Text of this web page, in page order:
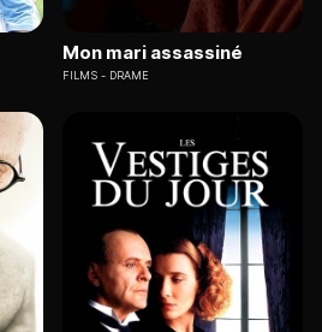
Mon mari assassiné
FILMS DRAME